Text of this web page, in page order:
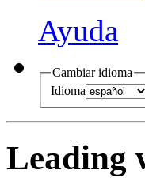
Ayuda
Cambiar idioma
Idioma
Leading